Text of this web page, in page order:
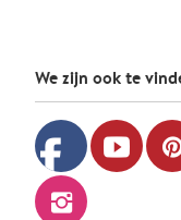
We zijn ook te
facebook youtube
instagram